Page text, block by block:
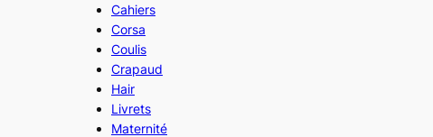
Cahiers
Corsa
Coulis
Crapaud
Hair
Livrets
Maternité